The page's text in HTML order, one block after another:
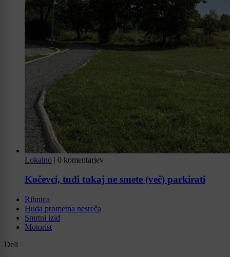
Lokalno | 0 komentarjev
Kočevci, tudi tukaj ne smete (več) parkirati
Ribnica
Huda prometna nesreča
Smrtni izid
Motorist
Deli